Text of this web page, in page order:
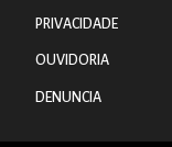
PRIVACIDADE
OUVIDORIA
DENUNCIA